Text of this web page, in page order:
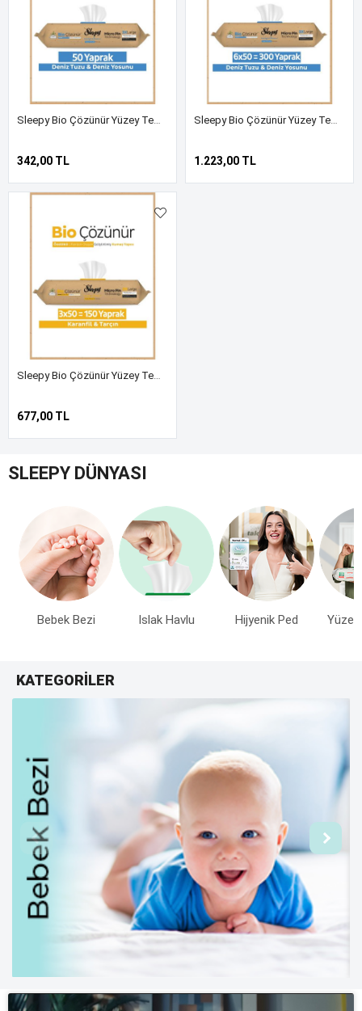
Sleepy Bio Çözünür Yüzey Temizlik Havlusu&Mendili Deniz Tuzu&Yosun 50 Yaprak
342,00 TL
Sleepy Bio Çözünür Yüzey Temizlik Havlusu&Mendili Deniz Tuzu&Yosun 6x50 (300 Yaprak)
1.223,00 TL
Sleepy Bio Çözünür Yüzey Temizlik Havlusu&Mendili Karanfil&Tarçın 3x50 (150 Yaprak)
677,00 TL
SLEEPY DÜNYASI
Bebek Bezi Islak Havlu Hijyenik Ped
KATEGORİLER